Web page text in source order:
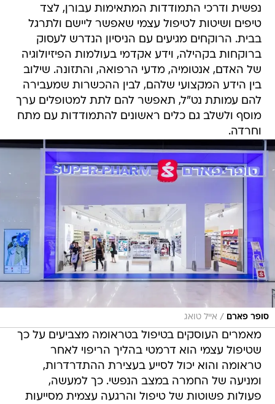
נפשית ודרכי התמודדות המתאימות עבורן, לצד
טיפים ושיטות לטיפול עצמי שאפשר ליישם ולתרגל
בבית. הרוקחים מגיעים עם הניסיון הנדרש לעסוק
ברוקחות בקהילה, וידע אקדמי בעולמות הפיזיולוגיה
של האדם, אנטומיה, מדעי הרפואה, והתזונה. שילוב
בין הידע המקצועי שלהם, לבין ההכשרות שמעבירה
להם עמותת נט"ל, תאפשר להם לתת למטופלים ערך
מוסף ולשלב גם כלים ראשונים להתמודדות עם מתח
וחרדה.
סופר פארם / אייל טואג
מאמרים העוסקים בטיפול בטראומה מצביעים על כך
שטיפול עצמי הוא דרמטי בהליך הריפוי לאחר
טראומה והוא יכול לסייע בעצירת ההתדרדרות,
ומניעה של החמרה במצב הנפשי. כך למעשה,
פעולות פשוטות של טיפול והרגעה עצמית מסייעות